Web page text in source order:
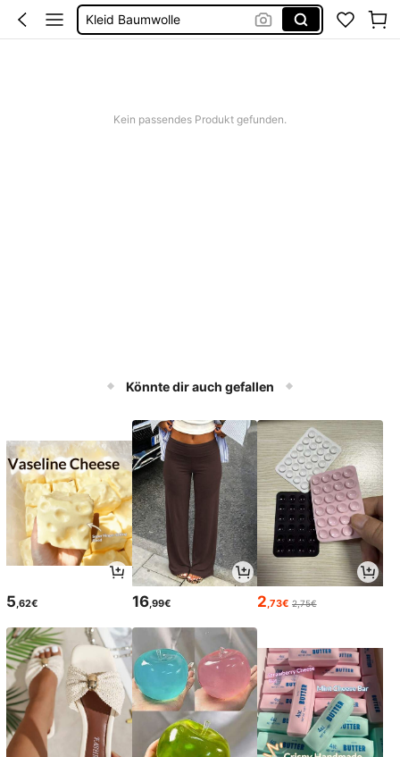
Kleid Baumwolle
Kein passendes Produkt gefunden.
Könnte dir auch gefallen
5 ,62€ 16,99€ 2 ,73€ 2,75€